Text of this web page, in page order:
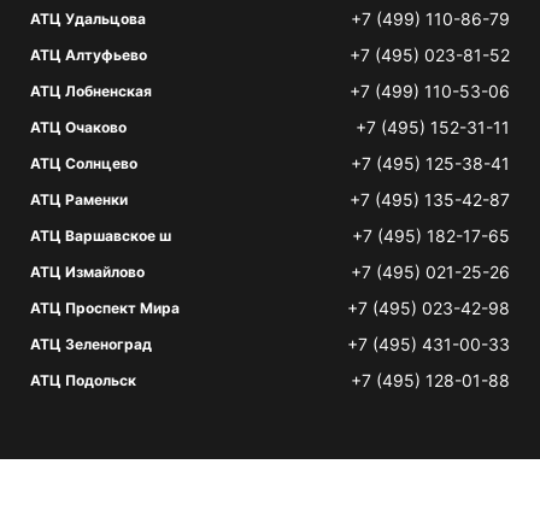
АТЦ Удальцова +7 (499) 110-86-79
АТЦ Алтуфьево +7 (495) 023-81-52
АТЦ Лобненская +7 (499) 110-53-06
АТЦ Очаково +7 (495) 152-31-11
АТЦ Солнцево +7 (495) 125-38-41
АТЦ Раменки +7 (495) 135-42-87
АТЦ Варшавское ш +7 (495) 182-17-65
АТЦ Измайлово +7 (495) 021-25-26
АТЦ Проспект Мира +7 (495) 023-42-98
АТЦ Зеленоград +7 (495) 431-00-33
АТЦ Подольск +7 (495) 128-01-88